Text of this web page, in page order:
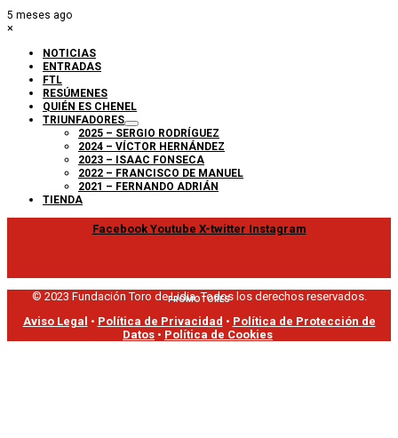
5 meses ago
×
NOTICIAS
ENTRADAS
FTL
RESÚMENES
QUIÉN ES CHENEL
TRIUNFADORES
2025 – SERGIO RODRÍGUEZ
2024 – VÍCTOR HERNÁNDEZ
2023 – ISAAC FONSECA
2022 – FRANCISCO DE MANUEL
2021 – FERNANDO ADRIÁN
TIENDA
Facebook Youtube X-twitter Instagram
PROMOTORES
© 2023 Fundación Toro de Lidia. Todos los derechos reservados.
Aviso Legal • Política de Privacidad • Política de Protección de
Datos • Política de Cookies